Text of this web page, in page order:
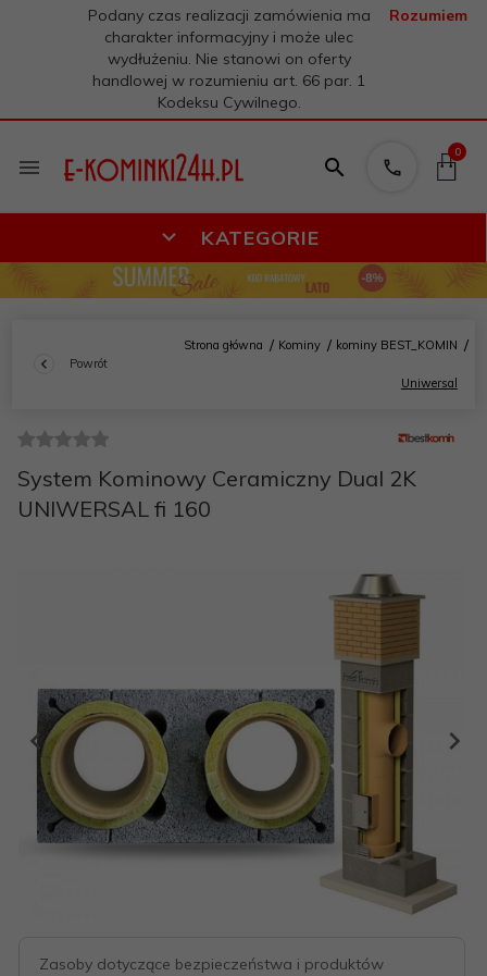
Podany czas realizacji zamówienia ma
charakter informacyjny i może ulec
wydłużeniu. Nie stanowi on oferty
handlowej w rozumieniu art. 66 par. 1
Kodeksu Cywilnego.
Rozumiem
0
KATEGORIE
Powrót
Strona główna Kominy kominy BEST_KOMIN
Uniwersal
System Kominowy Ceramiczny Dual 2K
UNIWERSAL fi 160
Zasoby dotyczące bezpieczeństwa i produktów